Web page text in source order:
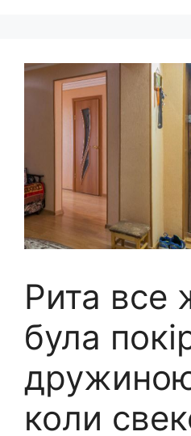
Рита все
була
коли